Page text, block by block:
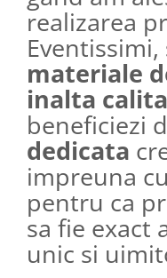
realizarea
materiale
inalta
beneficiezi
dedicata
impreuna
pentru ca
sa fie exact
unic si